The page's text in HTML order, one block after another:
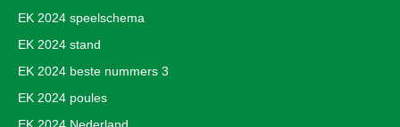
EK 2024 speelschema
EK 2024 stand
EK 2024 beste nummers 3
EK 2024 poules